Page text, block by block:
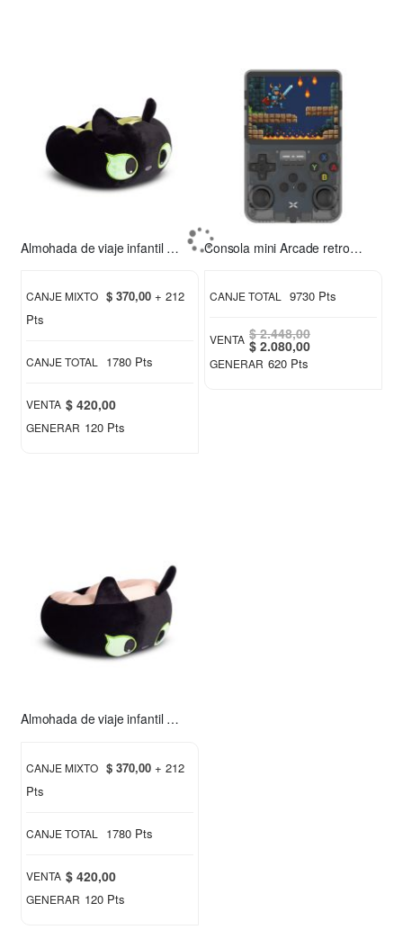
Almohada de viaje infantil Chimuelo verde
CANJE MIXTO $ 370,00 + 212
Pts
CANJE TOTAL 1780 Pts
VENTA $ 420,00
GENERAR 120 Pts
Consola mini Arcade retro Xion XI-GAME350
CANJE TOTAL 9730 Pts
VENTA $ 2.448,00
Special
Price
$ 2.080,00
GENERAR 620 Pts
Almohada de viaje infantil Chimuelo rosa
CANJE MIXTO $ 370,00 + 212
Pts
CANJE TOTAL 1780 Pts
VENTA $ 420,00
GENERAR 120 Pts